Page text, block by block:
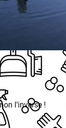
l’inverse !